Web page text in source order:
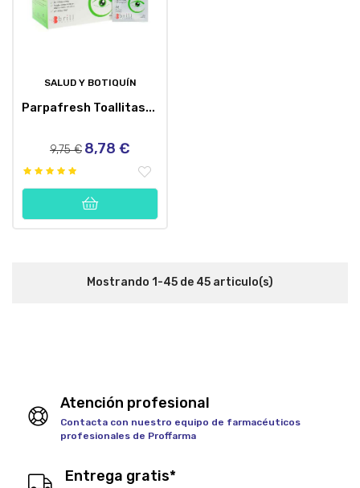
SALUD Y BOTIQUÍN
Parpafresh Toallitas...
Precio
9,75 € Precio
8,78 €
Mostrando 1-45 de 45 articulo(s)
Atención profesional
Contacta con nuestro equipo de farmacéuticos
profesionales de Proffarma
Entrega gratis*